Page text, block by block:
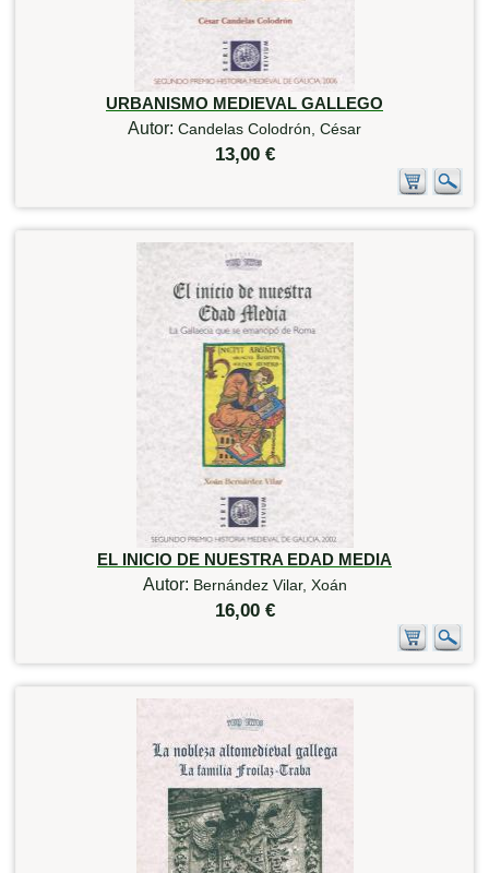
URBANISMO MEDIEVAL GALLEGO
Autor: Candelas Colodrón, César
13,00 €
EL INICIO DE NUESTRA EDAD MEDIA
Autor: Bernández Vilar, Xoán
16,00 €